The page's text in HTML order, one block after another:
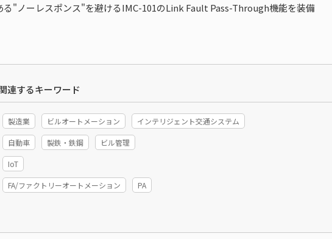
る"ノーレスポンス"を避けるIMC-101のLink Fault Pass-Through機能を装備
連するキーワード
製造業 ビルオートメーション インテリジェント交通システム
自動車 製鉄・鉄鋼 ビル管理
IoT
FA/ファクトリーオートメーション PA